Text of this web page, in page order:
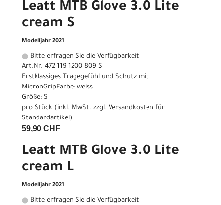
Leatt MTB Glove 3.0 Lite
cream S
Modelljahr 2021
Bitte erfragen Sie die Verfügbarkeit
Art.Nr. 472-119-1200-809-S
Erstklassiges Tragegefühl und Schutz mit
MicronGripFarbe: weiss
Größe: S
pro Stück (inkl. MwSt. zzgl. Versandkosten für
Standardartikel)
59,90 CHF
Leatt MTB Glove 3.0 Lite
cream L
Modelljahr 2021
Bitte erfragen Sie die Verfügbarkeit